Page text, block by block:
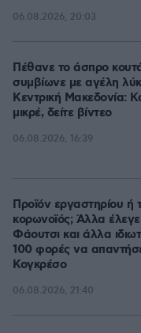
06.08.2026, 20:03
Πέθανε το άσπρο
συμβίωνε με αγέλη
Κεντρική Μακεδονία:
μικρέ, δείτε βίντεο
06.08.2026, 16:39
Προϊόν εργαστηρίου ή
κορωνοϊός; Άλλα
Φάουτσι και άλλα
100 φορές να
Κογκρέσο
06.08.2026, 21:40